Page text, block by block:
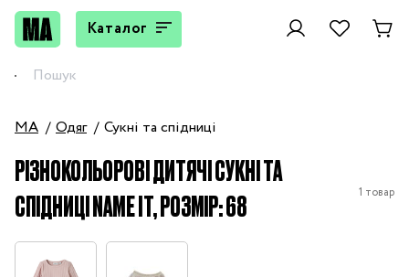
Каталог
MA Одяг Сукні та спідниці
РІЗНОКОЛЬОРОВІ ДИТЯЧІ СУКНІ ТА
СПІДНИЦІ NAME IT, РОЗМІР: 68
1 товар